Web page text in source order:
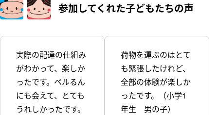
参加してくれた子どもたちの声
実際の配達の仕組み
がわかって、楽しか
ったです。ベルるん
にも会えて、とても
うれしかったです。
荷物を運ぶのはとて
も緊張したけれど、
全部の体験が楽しか
ったです。（小学1
年生 男の子）